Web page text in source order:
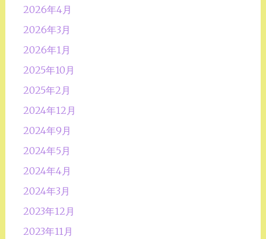
2026年4月
2026年3月
2026年1月
2025年10月
2025年2月
2024年12月
2024年9月
2024年5月
2024年4月
2024年3月
2023年12月
2023年11月